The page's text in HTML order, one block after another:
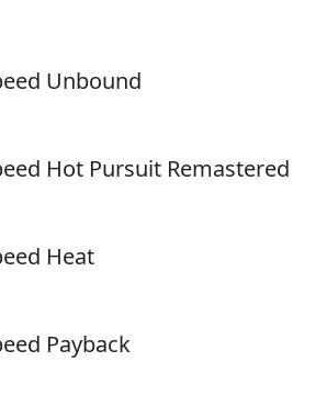
Unbound
Hot Pursuit Remastered
Heat
Payback